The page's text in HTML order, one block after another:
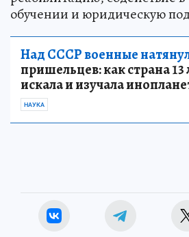
обучении и юридическую
Над СССР военные
пришельцев: как страна 13
искала и изучала
НАУКА